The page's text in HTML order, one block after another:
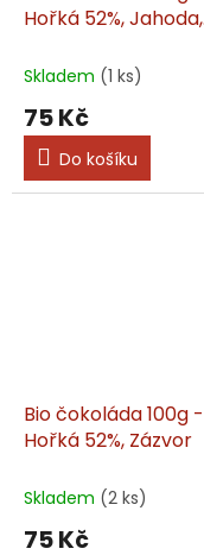
Hořká 52%, Jahoda,
Skladem (1 ks)
75 Kč
Do košíku
Bio čokoláda 100g -
Hořká 52%, Zázvor
Skladem (2 ks)
75 Kč